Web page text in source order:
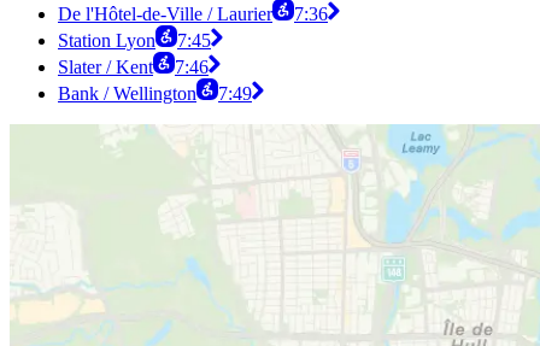
De l'Hôtel-de-Ville / Laurier
7:36
Station Lyon
7:45
Slater / Kent
7:46
Bank / Wellington
7:49